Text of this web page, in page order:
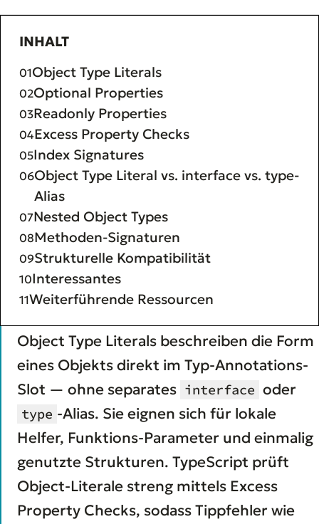
INHALT
Object Type Literals
Optional Properties
Readonly Properties
Excess Property Checks
Index Signatures
Object Type Literal vs. interface vs. type-
Alias
Nested Object Types
Methoden-Signaturen
Strukturelle Kompatibilität
Interessantes
Weiterführende Ressourcen
Object Type Literals beschreiben die Form
eines Objekts direkt im Typ-Annotations-
Slot — ohne separates interface oder
type -Alias. Sie eignen sich für lokale
Helfer, Funktions-Parameter und einmalig
genutzte Strukturen. TypeScript prüft
Object-Literale streng mittels Excess
Property Checks, sodass Tippfehler wie